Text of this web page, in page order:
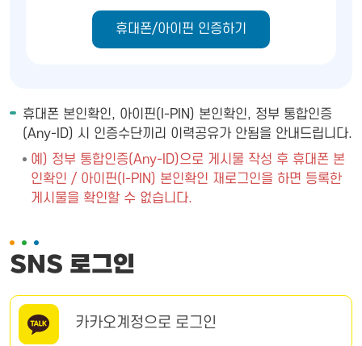
휴대폰/아이핀 인증하기
휴대폰 본인확인, 아이핀(I-PIN) 본인확인, 정부 통합인증
(Any-ID) 시 인증수단끼리 이력공유가 안됨을 안내드립니다.
예) 정부 통합인증(Any-ID)으로 게시물 작성 후 휴대폰 본
인확인 / 아이핀(I-PIN) 본인확인 재로그인을 하면 등록한
게시물을 확인할 수 없습니다.
SNS 로그인
카카오계정으로 로그인